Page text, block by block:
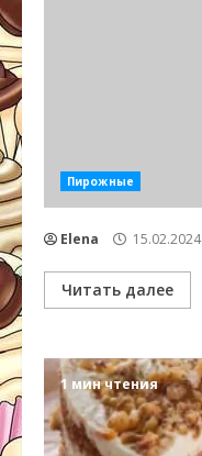
Пирожные
Elena 15.02.2024
Читать далее
1 мин чтения